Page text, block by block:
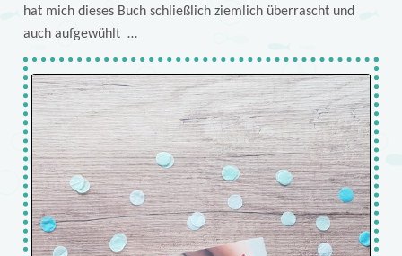
hat mich dieses Buch schließlich ziemlich überrascht und
auch aufgewühlt …